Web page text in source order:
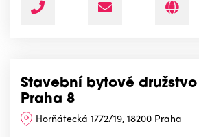
Stavební bytové družstvo
Praha 8
Horňátecká 1772/19, 18200 Praha